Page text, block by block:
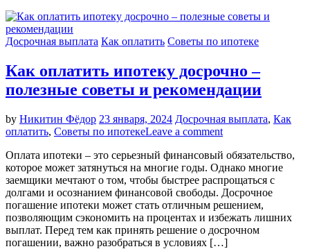
Досрочная выплата Как оплатить Советы по ипотеке
Как оплатить ипотеку досрочно –
полезные советы и рекомендации
by Никитин Фёдор 23 января, 2024 Досрочная выплата, Как
оплатить, Советы по ипотекеLeave a comment
Оплата ипотеки – это серьезный финансовый обязательство,
которое может затянуться на многие годы. Однако многие
заемщики мечтают о том, чтобы быстрее распрощаться с
долгами и осознанием финансовой свободы. Досрочное
погашение ипотеки может стать отличным решением,
позволяющим сэкономить на процентах и избежать лишних
выплат. Перед тем как принять решение о досрочном
погашении, важно разобраться в условиях […]